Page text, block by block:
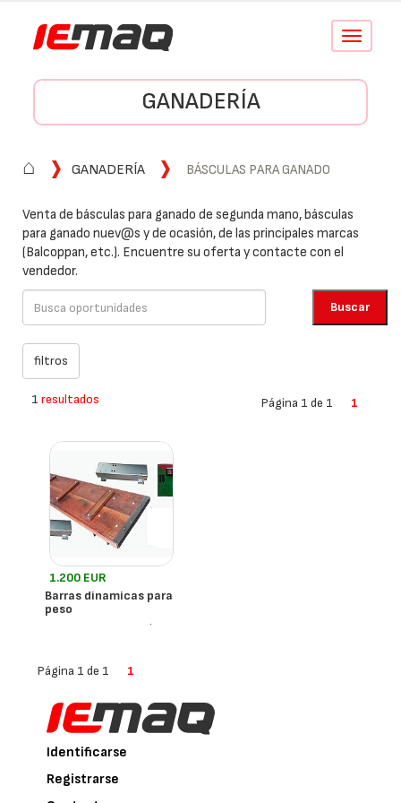
Conmutar
GANADERÍA
⌂ GANADERÍA BÁSCULAS PARA GANADO
Venta de básculas para ganado de segunda mano, básculas
para ganado nuev@s y de ocasión, de las principales marcas
(Balcoppan, etc.). Encuentre su oferta y contacte con el
vendedor.
1 resultados Página 1 de 1 1
1.200 EUR
Barras dinamicas para
peso
- Argentina
Página 1 de 1 1
Identificarse
Registrarse